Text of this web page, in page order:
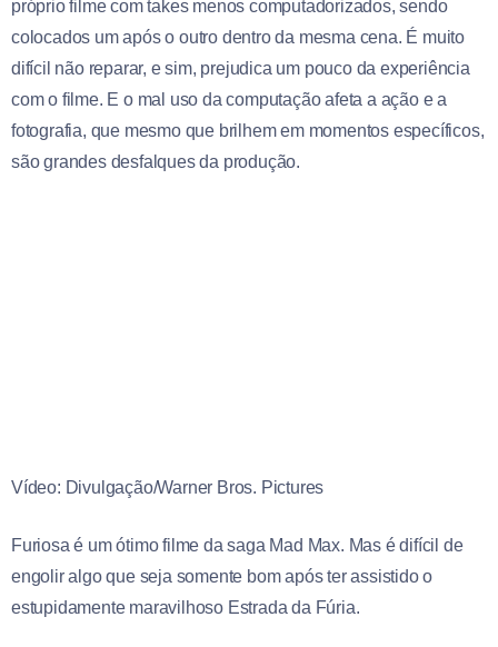
próprio filme com takes menos computadorizados, sendo
colocados um após o outro dentro da mesma cena. É muito
difícil não reparar, e sim, prejudica um pouco da experiência
com o filme. E o mal uso da computação afeta a ação e a
fotografia, que mesmo que brilhem em momentos específicos,
são grandes desfalques da produção.
Vídeo: Divulgação/Warner Bros. Pictures
Furiosa é um ótimo filme da saga Mad Max. Mas é difícil de
engolir algo que seja somente bom após ter assistido o
estupidamente maravilhoso Estrada da Fúria.